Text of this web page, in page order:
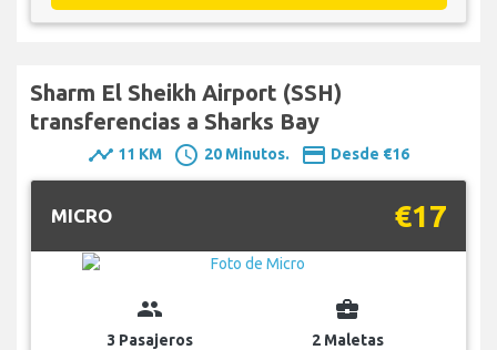
Sharm El Sheikh Airport (SSH)
transferencias a Sharks Bay
timeline 11 KM schedule 20 Minutos. payment Desde €16
MICRO €17
group
3 Pasajeros
business_center
2 Maletas